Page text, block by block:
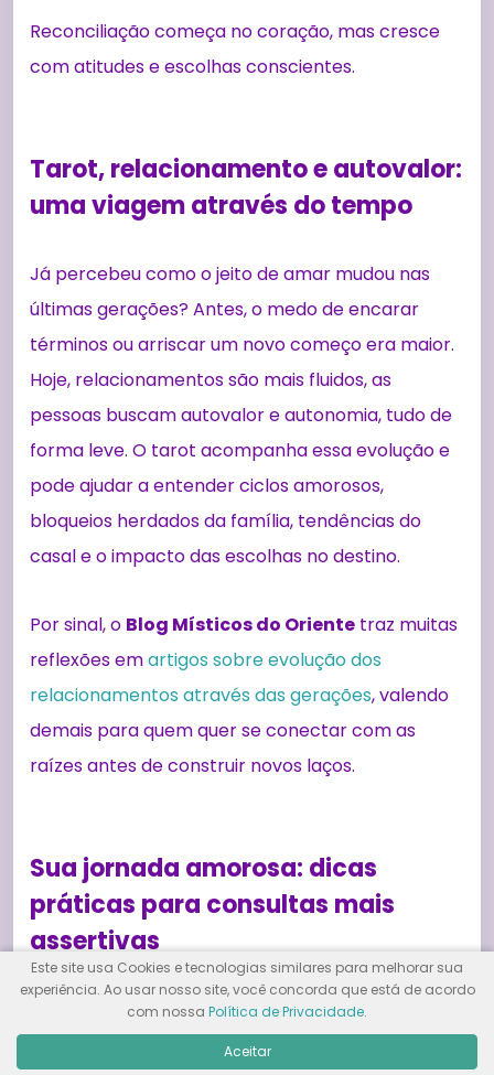
Reconciliação começa no coração, mas cresce
com atitudes e escolhas conscientes.
Tarot, relacionamento e autovalor:
uma viagem através do tempo
Já percebeu como o jeito de amar mudou nas
últimas gerações? Antes, o medo de encarar
términos ou arriscar um novo começo era maior.
Hoje, relacionamentos são mais fluidos, as
pessoas buscam autovalor e autonomia, tudo de
forma leve. O tarot acompanha essa evolução e
pode ajudar a entender ciclos amorosos,
bloqueios herdados da família, tendências do
casal e o impacto das escolhas no destino.
Por sinal, o Blog Místicos do Oriente traz muitas
reflexões emartigos sobre evolução dos
relacionamentos através das gerações, valendo
demais para quem quer se conectar com as
raízes antes de construir novos laços.
Sua jornada amorosa: dicas
práticas para consultas mais
assertivas
Preparar-se antes de uma leitura faz toda
diferença. Reservar um tempinho só seu, acalmar
Este site usa Cookies e tecnologias similares para melhorar sua
experiência. Ao usar nosso site, você concorda que está de acordo
com nossa Política de Privacidade.
Aceitar